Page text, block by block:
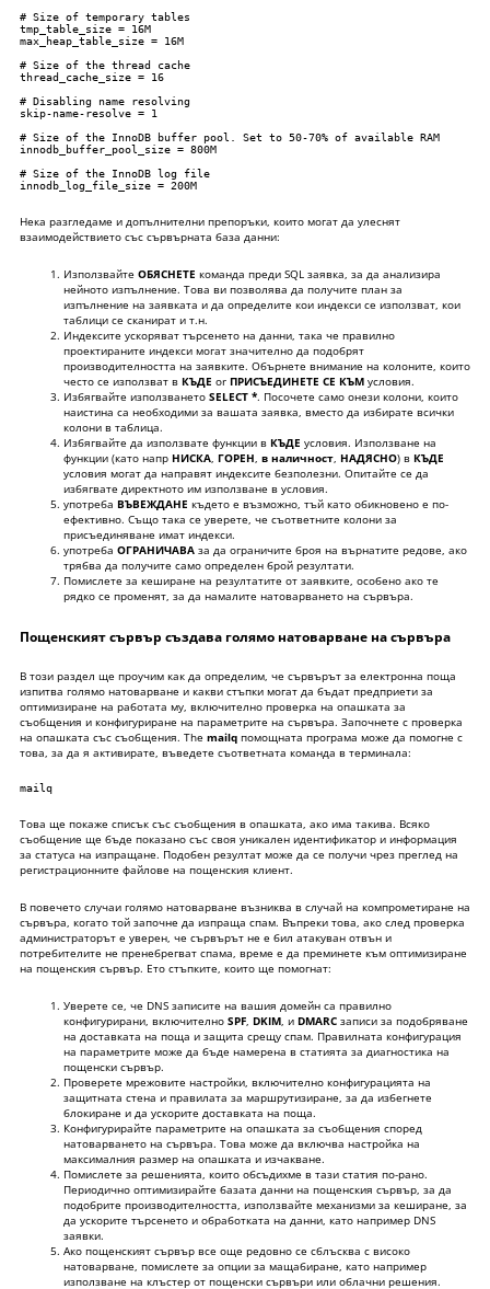
# Size of temporary tables
tmp_table_size = 16M
max_heap_table_size = 16M
# Size of the thread cache
thread_cache_size = 16
# Disabling name resolving
skip-name-resolve = 1
# Size of the InnoDB buffer pool. Set to 50-70% of available RAM
innodb_buffer_pool_size = 800M
# Size of the InnoDB log file
innodb_log_file_size = 200M
Нека разгледаме и допълнителни препоръки, които могат да улеснят
взаимодействието със сървърната база данни:
Използвайте ОБЯСНЕТЕ команда преди SQL заявка, за да анализира
нейното изпълнение. Това ви позволява да получите план за
изпълнение на заявката и да определите кои индекси се използват, кои
таблици се сканират и т.н.
Индексите ускоряват търсенето на данни, така че правилно
проектираните индекси могат значително да подобрят
производителността на заявките. Обърнете внимание на колоните, които
често се използват в КЪДЕ or ПРИСЪЕДИНЕТЕ СЕ КЪМ условия.
Избягвайте използването SELECT *. Посочете само онези колони, които
наистина са необходими за вашата заявка, вместо да избирате всички
колони в таблица.
Избягвайте да използвате функции в КЪДЕ условия. Използване на
функции (като напр НИСКА, ГОРЕН, в наличност, НАДЯСНО) в КЪДЕ
условия могат да направят индексите безполезни. Опитайте се да
избягвате директното им използване в условия.
употреба ВЪВЕЖДАНЕ където е възможно, тъй като обикновено е по-
ефективно. Също така се уверете, че съответните колони за
присъединяване имат индекси.
употреба ОГРАНИЧАВА за да ограничите броя на върнатите редове, ако
трябва да получите само определен брой резултати.
Помислете за кеширане на резултатите от заявките, особено ако те
рядко се променят, за да намалите натоварването на сървъра.
Пощенският сървър създава голямо натоварване на сървъра
В този раздел ще проучим как да определим, че сървърът за електронна поща
изпитва голямо натоварване и какви стъпки могат да бъдат предприети за
оптимизиране на работата му, включително проверка на опашката за
съобщения и конфигуриране на параметрите на сървъра. Започнете с проверка
на опашката със съобщения. The mailq помощната програма може да помогне с
това, за да я активирате, въведете съответната команда в терминала:
mailq
Това ще покаже списък със съобщения в опашката, ако има такива. Всяко
съобщение ще бъде показано със своя уникален идентификатор и информация
за статуса на изпращане. Подобен резултат може да се получи чрез преглед на
регистрационните файлове на пощенския клиент.
В повечето случаи голямо натоварване възниква в случай на компрометиране на
сървъра, когато той започне да изпраща спам. Въпреки това, ако след проверка
администраторът е уверен, че сървърът не е бил атакуван отвън и
потребителите не пренебрегват спама, време е да преминете към оптимизиране
на пощенския сървър. Ето стъпките, които ще помогнат:
Уверете се, че DNS записите на вашия домейн са правилно
конфигурирани, включително SPF, DKIM, и DMARC записи за подобряване
на доставката на поща и защита срещу спам. Правилната конфигурация
на параметрите може да бъде намерена в статията за диагностика на
пощенски сървър.
Проверете мрежовите настройки, включително конфигурацията на
защитната стена и правилата за маршрутизиране, за да избегнете
блокиране и да ускорите доставката на поща.
Конфигурирайте параметрите на опашката за съобщения според
натоварването на сървъра. Това може да включва настройка на
максималния размер на опашката и изчакване.
Помислете за решенията, които обсъдихме в тази статия по-рано.
Периодично оптимизирайте базата данни на пощенския сървър, за да
подобрите производителността, използвайте механизми за кеширане, за
да ускорите търсенето и обработката на данни, като например DNS
заявки.
Ако пощенският сървър все още редовно се сблъсква с високо
натоварване, помислете за опции за мащабиране, като например
използване на клъстер от пощенски сървъри или облачни решения.